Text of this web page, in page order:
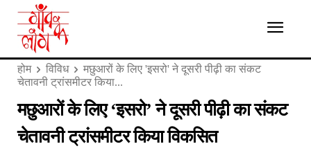
होम विविध
मछुआरों के लिए 'इसरो' ने दूसरी पीढ़ी का संकट
चेतावनी ट्रांसमीटर किया...
मछुआरों के लिए ‘इसरो’ ने दूसरी पीढ़ी का संकट
चेतावनी ट्रांसमीटर किया विकसित